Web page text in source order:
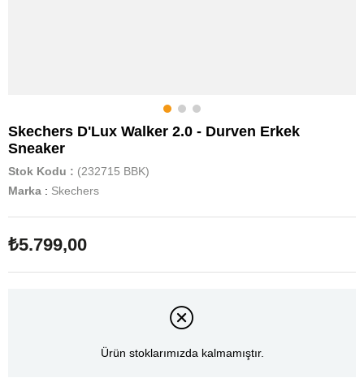
Skechers D'Lux Walker 2.0 - Durven Erkek
Sneaker
Stok Kodu
(232715 BBK)
Marka : Skechers
₺5.799,00
Ürün stoklarımızda kalmamıştır.